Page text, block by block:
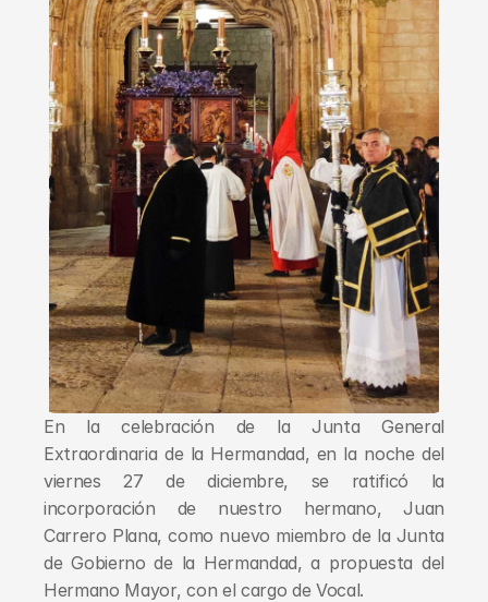
En la celebración de la Junta General
Extraordinaria de la Hermandad, en la noche del
viernes 27 de diciembre, se ratificó la
incorporación de nuestro hermano, Juan
Carrero Plana, como nuevo miembro de la Junta
de Gobierno de la Hermandad, a propuesta del
Hermano Mayor, con el cargo de Vocal.